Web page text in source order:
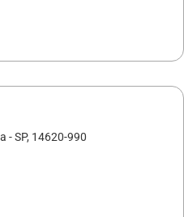
- SP, 14620-990